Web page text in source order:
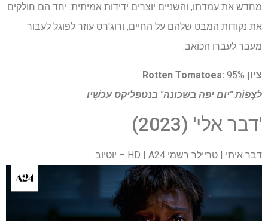
מחדש את עמדתו, והשניים יוצרים ידידות אמיתית. יחד הם חולקים
את נקודות המבט שלהם על החיים, ורוג'רס עוזר לפוגל לעבור
מעבר לעברו הכואב.
ציון Rotten Tomatoes: 95%
לִצְפּוֹת"יום יפה בשכונה" בנטפליקס עַכשָׁיו
'דבר אלי' (2023)
דבר איתי | טריילר רשמי HD | A24 – יוטיוב